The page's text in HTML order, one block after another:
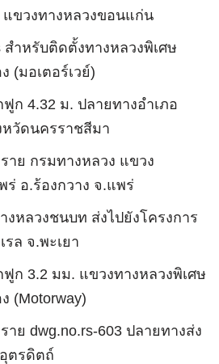
ขวงทางหลวงขอนแก่น
สำหรับติดตั้งทางหลวงพิเศษ
(มอเตอร์เวย์)
ฟูก 4.32 ม. ปลายทางอำเภอ
หวัดนครราชสีมา
าย กรมทางหลวง แขวง
ร่ อ.ร้องกวาง จ.แพร่
งหลวงชนบท ส่งไปยังโครงการ
รล จ.พะเยา
ฟูก 3.2 มม. แขวงทางหลวงพิเศษ
(Motorway)
าย dwg.no.rs-603 ปลายทางส่ง
ตรดิตถ์